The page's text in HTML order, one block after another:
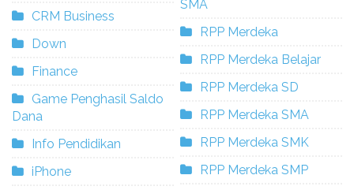
CRM Business
Down
Finance
Game Penghasil Saldo
Dana
Info Pendidikan
iPhone
SMA
RPP Merdeka
RPP Merdeka Belajar
RPP Merdeka SD
RPP Merdeka SMA
RPP Merdeka SMK
RPP Merdeka SMP